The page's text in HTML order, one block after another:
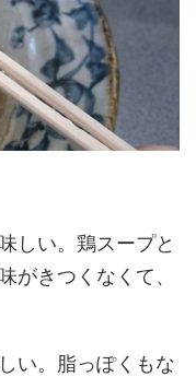
しい。鶏スープと
がきつくなくて、
い。脂っぽくもな